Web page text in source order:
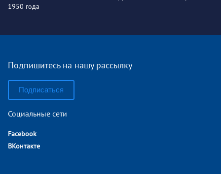
1950 года
Подпишитесь на нашу рассылку
Подписаться
Социальные сети
Facebook
ВКонтакте